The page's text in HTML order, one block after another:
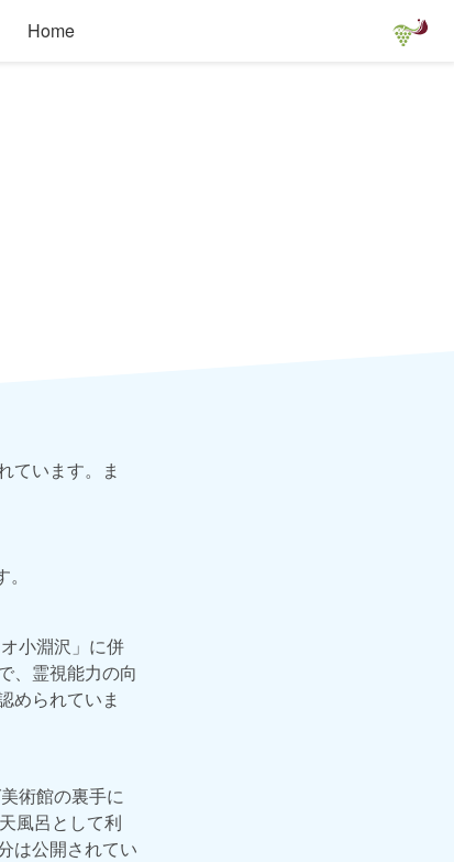
Home
ています。ま
小淵沢」に併
、霊視能力の向
められていま
術館の裏手に
風呂として利
は公開されてい